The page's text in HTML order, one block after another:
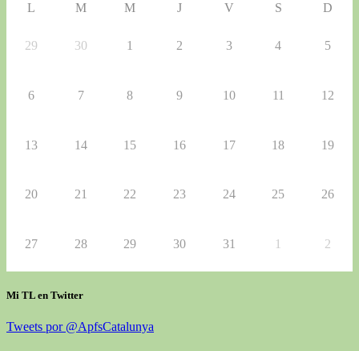
L M M J V S D
29 30 1 2 3 4 5
6 7 8 9 10 11 12
13 14 15 16 17 18 19
20 21 22 23 24 25 26
27 28 29 30 31 1 2
Mi TL en Twitter
Tweets por @ApfsCatalunya